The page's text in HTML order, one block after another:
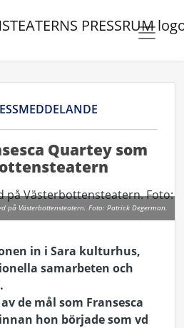
Quartey som
på Västerbottensteatern. Foto: Patrick Degerman.
in i Sara kulturhus,
samarbeten och
de mål som Fransesca
hon började som vd